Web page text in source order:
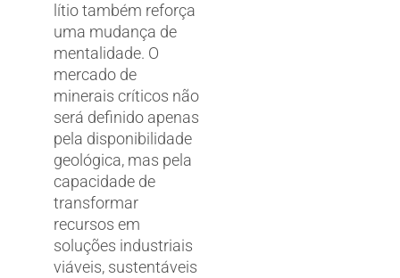
lítio também reforça
uma mudança de
mentalidade. O
mercado de
minerais críticos não
será definido apenas
pela disponibilidade
geológica, mas pela
capacidade de
transformar
recursos em
soluções industriais
viáveis, sustentáveis